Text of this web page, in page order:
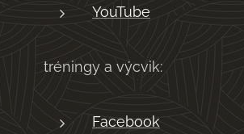
YouTube
tréningy a výcvik:
Facebook